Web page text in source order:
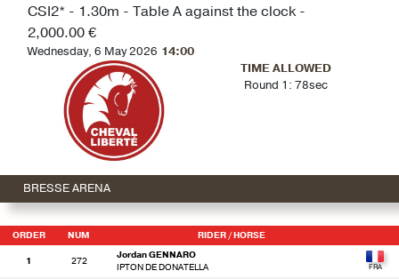
CSI2* - 1.30m - Table A against the clock -
2,000.00 €
Wednesday, 6 May 2026 14:00
TIME ALLOWED
Round 1: 78sec
BRESSE ARENA
ORDER NUM RIDER/ HORSE
1 272
Jordan GENNARO
IPTON DE DONATELLA